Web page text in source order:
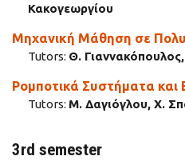
Κακογεωργίου
Μηχανική Μάθηση σε
Tutors: Θ.
Ρομποτικά Συστήματα και
Tutors: Μ. Δαγιόγλου, Χ.
3rd semester